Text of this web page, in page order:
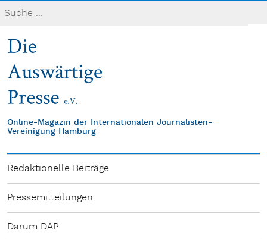
Online-Magazin der Internationalen Journalisten-
Vereinigung Hamburg
Redaktionelle Beiträge
Pressemitteilungen
Darum DAP